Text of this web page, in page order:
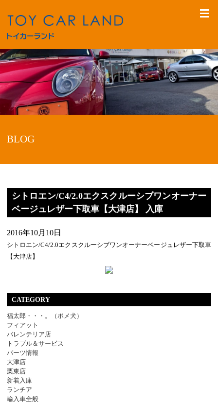
BLOG
シトロエン/C4/2.0エクスクルーシブワンオーナー
ベージュレザー下取車【大津店】 入庫
2016年10月10日
シトロエン/C4/2.0エクスクルーシブワンオーナーベージュレザー下取車
【大津店】
CATEGORY
福太郎・・・。（ポメ犬）
フィアット
バレンテリア店
トラブル＆サービス
パーツ情報
大津店
栗東店
新着入庫
ランチア
輸入車全般